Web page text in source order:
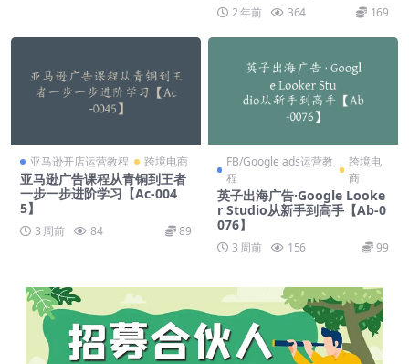
2 年前 364 169
亚马逊开店运营教程 跨境电商
亚马逊广告课程从青铜到王者
一步一步进阶学习【Ac-004
5】
3 周前 84 89
FB/Google ads运营教
程
跨境电
商
英子出海广告·Google Looke
r Studio从新手到高手【Ab-0
076】
3 周前 156 99